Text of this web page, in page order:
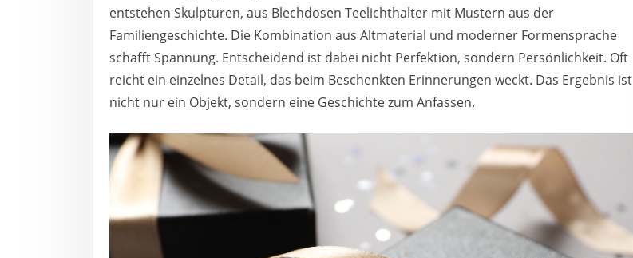
entstehen Skulpturen, aus Blechdosen Teelichthalter mit Mustern aus der
Familiengeschichte. Die Kombination aus Altmaterial und moderner Formensprache
schafft Spannung. Entscheidend ist dabei nicht Perfektion, sondern Persönlichkeit. Oft
reicht ein einzelnes Detail, das beim Beschenkten Erinnerungen weckt. Das Ergebnis ist
nicht nur ein Objekt, sondern eine Geschichte zum Anfassen.